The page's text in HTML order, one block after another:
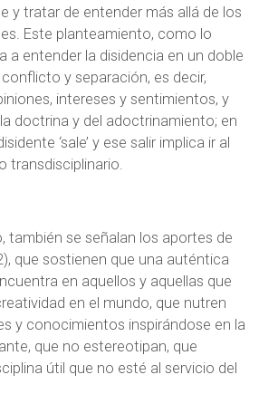
y tratar de entender más allá de los
Este planteamiento, como lo
a entender la disidencia en un doble
y separación, es decir,
intereses y sentimientos, y
doctrina y del adoctrinamiento; en
‘sale’ y ese salir implica ir al
transdisciplinario.
también se señalan los aportes de
que sostienen que una auténtica
en aquellos y aquellas que
en el mundo, que nutren
y conocimientos inspirándose en la
que no estereotipan, que
útil que no esté al servicio del